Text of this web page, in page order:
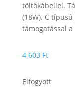
töltőkábellel.
(18W). C
támogatással
4 603 Ft
Elfogyott